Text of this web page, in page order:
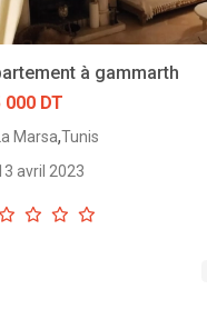
à gammarth
000 DT
La Marsa,Tunis
avril 2023